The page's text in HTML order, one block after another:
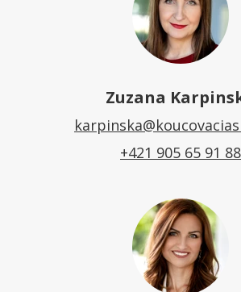
Zuzana
+421 905 65 91 88